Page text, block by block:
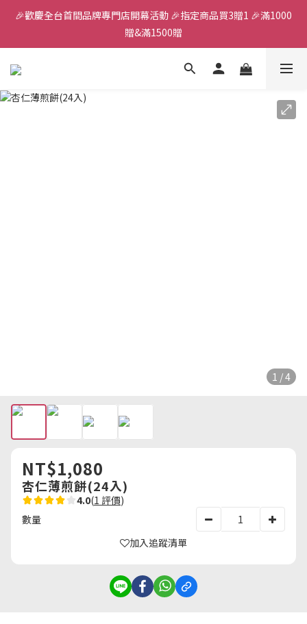
全館滿千免運
🎉歡慶全台首間品牌專門店開幕活動 🎉指定商品買3贈1 🎉滿1000
贈&滿1500贈
✨首加入會員獲得200元購物金✨生日禮金300元
1 / 4
NT$1,080
杏仁薄煎餅(24入)
4.0(1 評價)
數量
加入追蹤清單